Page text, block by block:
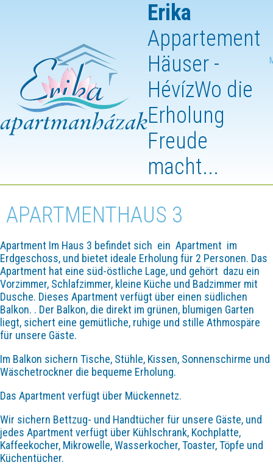
Erika
Appartement
Häuser -
HévízWo die
Erholung
Freude
macht...
APARTMENTHAUS 3
Apartment Im Haus 3 befindet sich ein Apartment im
Erdgeschoss, und bietet ideale Erholung für 2 Personen. Das
Apartment hat eine süd-östliche Lage, und gehört dazu ein
Vorzimmer, Schlafzimmer, kleine Küche und Badzimmer mit
Dusche. Dieses Apartment verfügt über einen südlichen
Balkon. . Der Balkon, die direkt im grünen, blumigen Garten
liegt, sichert eine gemütliche, ruhige und stille Athmospäre
für unsere Gäste.
Im Balkon sichern Tische, Stühle, Kissen, Sonnenschirme und
Wäschetrockner die bequeme Erholung.
Das Apartment verfügt über Mückennetz.
Wir sichern Bettzug- und Handtücher für unsere Gäste, und
jedes Apartment verfügt über Kühlschrank, Kochplatte,
Kaffeekocher, Mikrowelle, Wasserkocher, Toaster, Töpfe und
Küchentücher.